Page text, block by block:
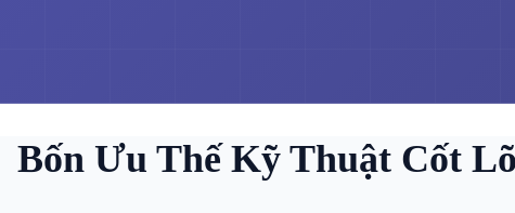
Bốn Ưu Thế Kỹ Thuật Cốt